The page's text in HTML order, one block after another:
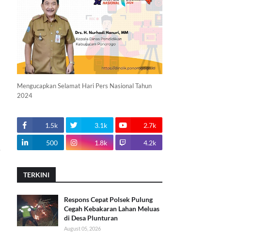
Mengucapkan Selamat Hari Pers Nasional Tahun
2024
1.5k 3.1k 2.7k
500 1.8k 4.2k
TERKINI
Respons Cepat Polsek Pulung
Cegah Kebakaran Lahan Meluas
di Desa Plunturan
August 05, 2026